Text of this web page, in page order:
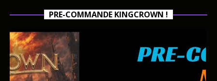
PRE-COMMANDE KINGCROWN !